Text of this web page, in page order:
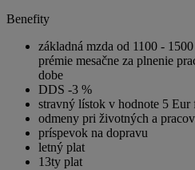
Benefity
základná mzda od 1100 -
prémie mesačne za plnenie
dobe
DDS -3 %
stravný lístok v hodnote 5
odmeny pri životných a
príspevok na dopravu
letný plat
13ty plat